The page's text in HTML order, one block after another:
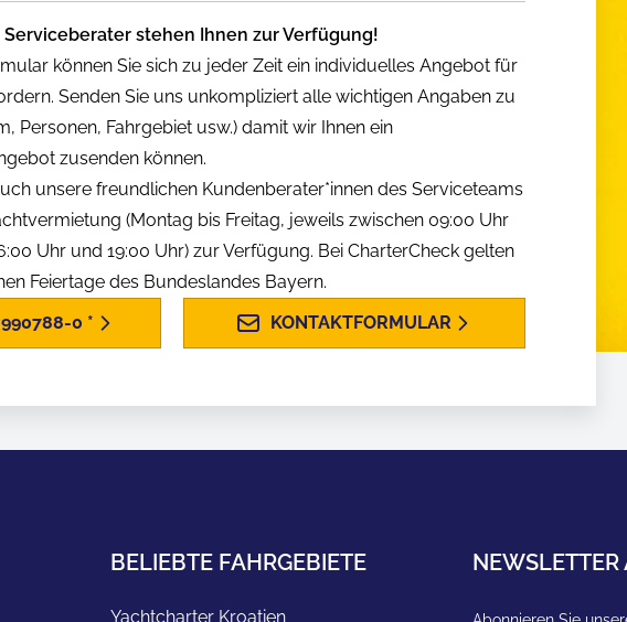
stehen Ihnen zur Verfügung!
können Sie sich zu jeder Zeit ein individuelles Angebot für
Senden Sie uns unkompliziert alle wichtigen Angaben zu
Personen, Fahrgebiet usw.) damit wir Ihnen ein
zusenden können.
unsere freundlichen Kundenberater*innen des Serviceteams
(Montag bis Freitag, jeweils zwischen 09:00 Uhr
Uhr und 19:00 Uhr) zur Verfügung. Bei CharterCheck gelten
Feiertage des Bundeslandes Bayern.
0 * KONTAKTFORMULAR
BELIEBTE FAHRGEBIETE
Yachtcharter Kroatien